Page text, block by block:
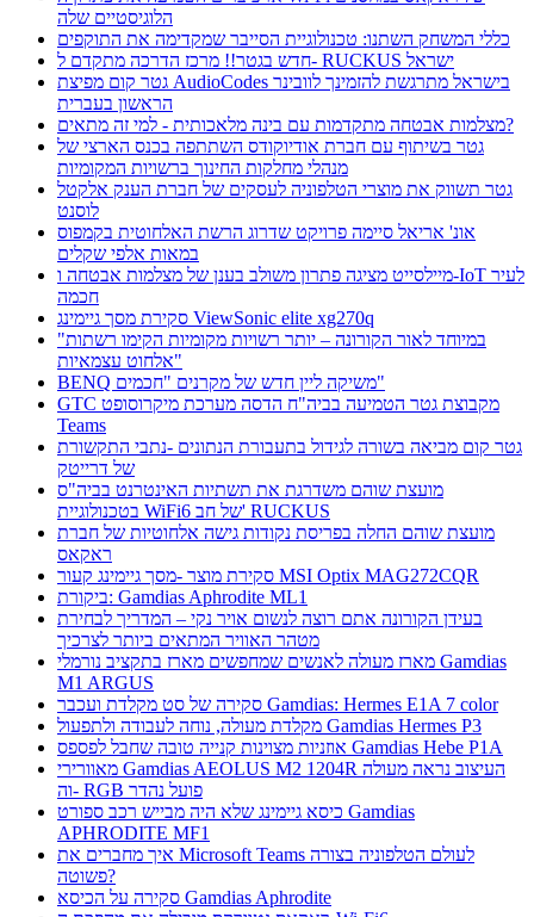
הלוגיסטיים שלה
כללי המשחק השתנו: טכנולוגיית הסייבר שמקדימה את התוקפים
חדש בגטר!! מרכז הדרכה מתקדם ל- RUCKUS ישראל
גטר קום מפיצת AudioCodes בישראל מתרגשת להזמינך לוובינר
הראשון בעברית
מצלמות אבטחה מתקדמות עם בינה מלאכותית - למי זה מתאים?
גטר בשיתוף עם חברת אודיוקודס השתתפה בכנס הארצי של
מנהלי מחלקות החינוך ברשויות המקומיות
גטר תשווק את מוצרי הטלפוניה לעסקים של חברת הענק אלקטל
לוסנט
אונ' אריאל סיימה פרויקט שדרוג הרשת האלחוטית בקמפוס
במאות אלפי שקלים
מיילסייט מציגה פתרון משולב בענן של מצלמות אבטחה ו-IoT לעיר
חכמה
סקירת מסך גיימינג ViewSonic elite xg270q
"במיוחד לאור הקורונה – יותר רשויות מקומיות הקימו רשתות
אלחוט עצמאיות"
BENQ משיקה ליין חדש של מקרנים "חכמים"
GTC מקבוצת גטר הטמיעה בביה"ח הדסה מערכת מיקרוסופט
Teams
גטר קום מביאה בשורה לגידול בתעבורת הנתונים -נתבי התקשורת
של דרייטק
מועצת שוהם משדרגת את תשתיות האינטרנט בביה"ס
בטכנולוגיית WiFi6 של חב' RUCKUS
מועצת שוהם החלה בפריסת נקודות גישה אלחוטיות של חברת
ראקאס
סקירת מוצר -מסך גיימינג קעור MSI Optix MAG272CQR
ביקורת: Gamdias Aphrodite ML1
בעידן הקורונה אתם רוצה לנשום אויר נקי – המדריך לבחירת
מטהר האוויר המתאים ביותר לצרכיך
מארז מעולה לאנשים שמחפשים מארז בתקציב נורמלי Gamdias
M1 ARGUS
סקירה של סט מקלדת ועכבר Gamdias: Hermes E1A 7 color
מקלדת מעולה, נוחה לעבודה ולתפעול Gamdias Hermes P3
אוזניות מצוינות קנייה טובה שחבל לפספס Gamdias Hebe P1A
מאוורירי Gamdias AEOLUS M2 1204R העיצוב נראה מעולה
וה- RGB פועל נהדר
כיסא גיימינג שלא היה מבייש רכב ספורט Gamdias
APHRODITE MF1
איך מחברים את Microsoft Teams לעולם הטלפוניה בצורה
פשוטה?
סקירה על הכיסא Gamdias Aphrodite